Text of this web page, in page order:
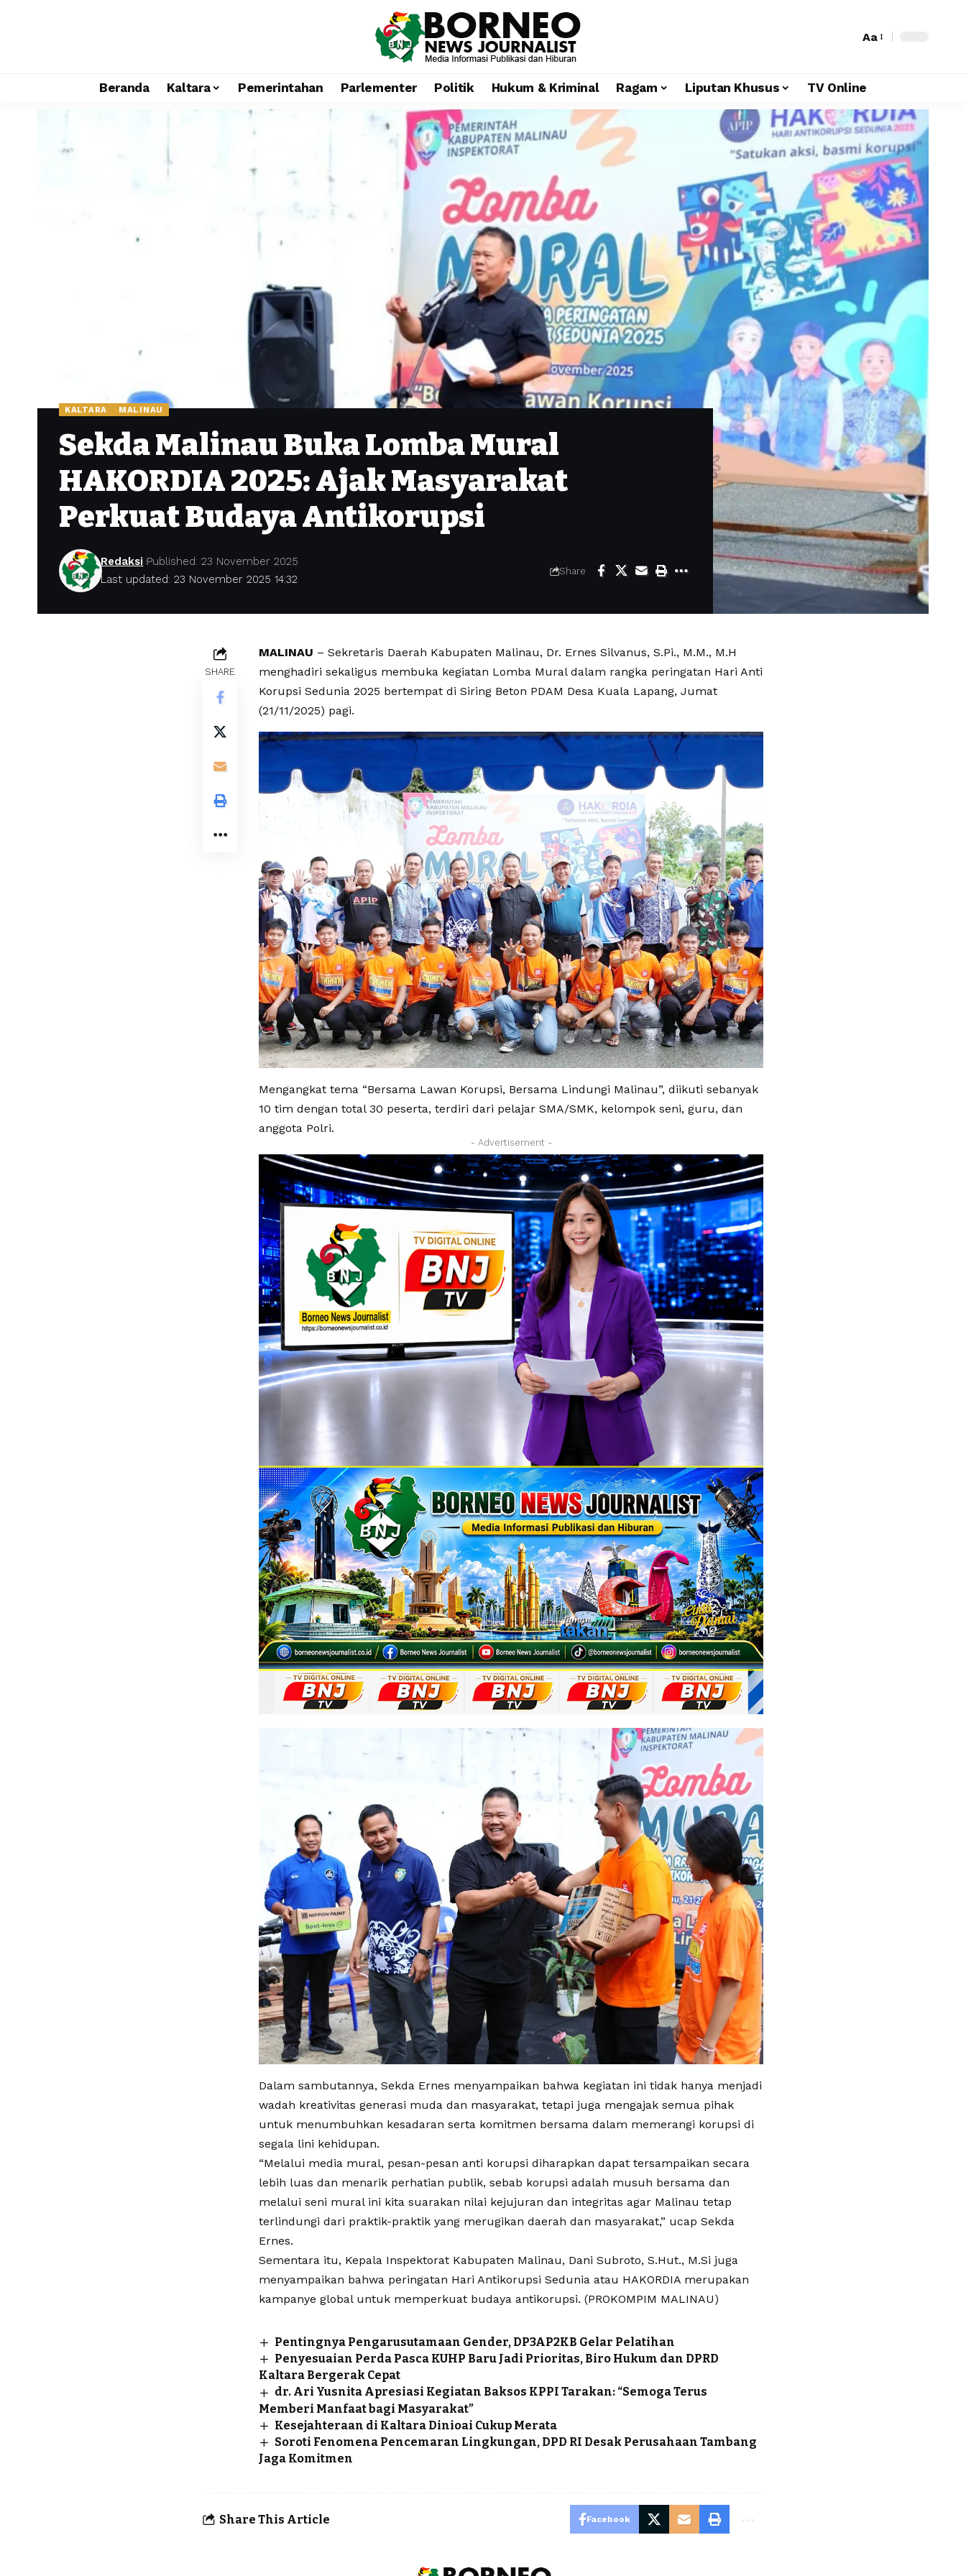
Aa
Beranda Kaltara Pemerintahan Parlementer Politik Hukum & Kriminal Ragam Liputan Khusus TV Online
KALTARA MALINAU
Sekda Malinau Buka Lomba Mural
HAKORDIA 2025: Ajak Masyarakat
Perkuat Budaya Antikorupsi
Last updated: 23 November 2025 14:32
Redaksi Published: 23 November 2025
Share
SHARE
MALINAU – Sekretaris Daerah Kabupaten Malinau, Dr. Ernes Silvanus, S.Pi., M.M., M.H
menghadiri sekaligus membuka kegiatan Lomba Mural dalam rangka peringatan Hari Anti
Korupsi Sedunia 2025 bertempat di Siring Beton PDAM Desa Kuala Lapang, Jumat
(21/11/2025) pagi.
Mengangkat tema “Bersama Lawan Korupsi, Bersama Lindungi Malinau”, diikuti sebanyak
10 tim dengan total 30 peserta, terdiri dari pelajar SMA/SMK, kelompok seni, guru, dan
anggota Polri.
- Advertisement -
Dalam sambutannya, Sekda Ernes menyampaikan bahwa kegiatan ini tidak hanya menjadi
wadah kreativitas generasi muda dan masyarakat, tetapi juga mengajak semua pihak
untuk menumbuhkan kesadaran serta komitmen bersama dalam memerangi korupsi di
segala lini kehidupan.
“Melalui media mural, pesan-pesan anti korupsi diharapkan dapat tersampaikan secara
lebih luas dan menarik perhatian publik, sebab korupsi adalah musuh bersama dan
melalui seni mural ini kita suarakan nilai kejujuran dan integritas agar Malinau tetap
terlindungi dari praktik-praktik yang merugikan daerah dan masyarakat,” ucap Sekda
Ernes.
Sementara itu, Kepala Inspektorat Kabupaten Malinau, Dani Subroto, S.Hut., M.Si juga
menyampaikan bahwa peringatan Hari Antikorupsi Sedunia atau HAKORDIA merupakan
kampanye global untuk memperkuat budaya antikorupsi. (PROKOMPIM MALINAU)
Pentingnya Pengarusutamaan Gender, DP3AP2KB Gelar Pelatihan
Penyesuaian Perda Pasca KUHP Baru Jadi Prioritas, Biro Hukum dan DPRD
Kaltara Bergerak Cepat
dr. Ari Yusnita Apresiasi Kegiatan Baksos KPPI Tarakan: “Semoga Terus
Memberi Manfaat bagi Masyarakat”
Kesejahteraan di Kaltara Dinioai Cukup Merata
Soroti Fenomena Pencemaran Lingkungan, DPD RI Desak Perusahaan Tambang
Jaga Komitmen
Share This Article Facebook